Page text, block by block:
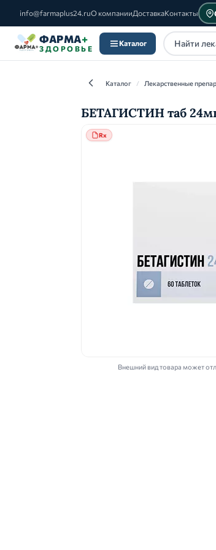
info@farmaplus24.ruО компанииДоставкаКонтакты
ФАРМА+
ЗДОРОВЬЕ
Каталог
Каталог / Лекарственные
БЕТАГИСТИН таб
Rx
Внешний вид товара может